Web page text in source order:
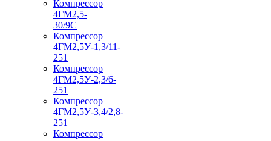
Компрессор
4ГМ2,5-
30/9С
Компрессор
4ГМ2,5У-1,3/11-
251
Компрессор
4ГМ2,5У-2,3/6-
251
Компрессор
4ГМ2,5У-3,4/2,8-
251
Компрессор